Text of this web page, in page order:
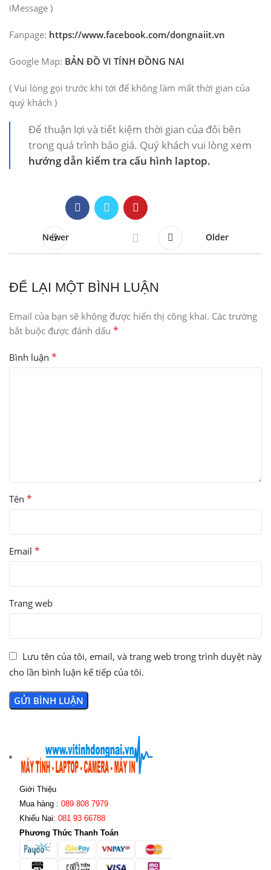
iMessage )
Fanpage: https://www.facebook.com/dongnaiit.vn
Google Map: BẢN ĐỒ VI TÍNH ĐỒNG NAI
( Vui lòng gọi trước khi tới để không làm mất thời gian của
quý khách )
Để thuận lợi và tiết kiệm thời gian của đôi bên
trong quá trình báo giá. Quý khách vui lòng xem
hướng dẫn kiểm tra cấu hình laptop.
Newer Older
ĐỂ LẠI MỘT BÌNH LUẬN
Email của bạn sẽ không được hiển thị công khai. Các trường
bắt buộc được đánh dấu *
Bình luận *
Tên *
Email *
Trang web
Lưu tên của tôi, email, và trang web trong trình duyệt này
cho lần bình luận kế tiếp của tôi.
Giới Thiệu
Mua hàng : 089 808 7979
Khiếu Nại: 081 93 66788
Phương Thức Thanh Toán